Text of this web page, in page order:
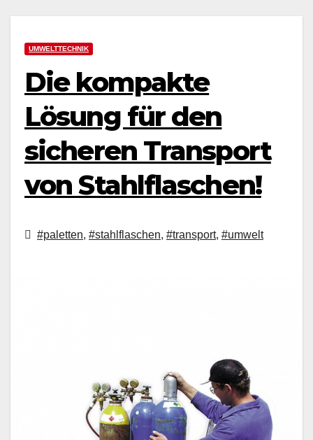
UMWELTTECHNIK
Die kompakte
Lösung für den
sicheren Transport
von Stahlflaschen!
#paletten, #stahlflaschen, #transport, #umwelt